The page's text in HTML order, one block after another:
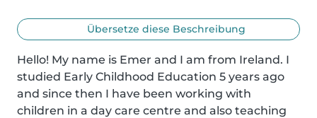
Übersetze diese Beschreibung
Hello! My name is Emer and I am from Ireland. I
studied Early Childhood Education 5 years ago
and since then I have been working with
children in a day care centre and also teaching